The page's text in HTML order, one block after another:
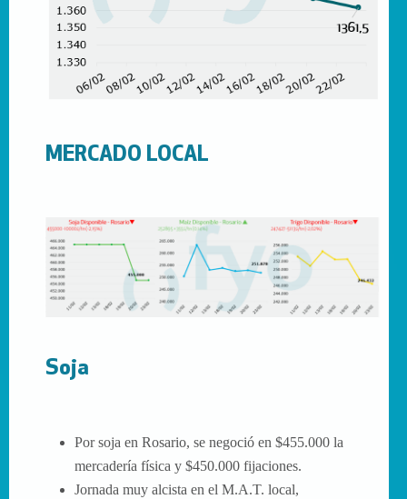
MERCADO LOCAL
Soja
Por soja en Rosario, se negoció en $455.000 la
mercadería física y $450.000 fijaciones.
Jornada muy alcista en el M.A.T. local,